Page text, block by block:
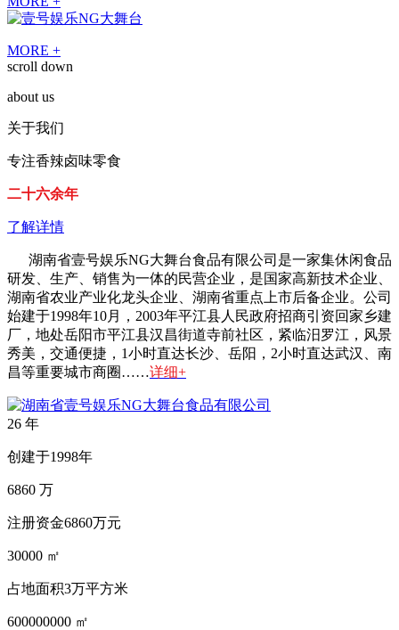
MORE +
scroll down
about us
关于我们
专注香辣卤味零食
二十六余年
了解详情
湖南省壹号娱乐NG大舞台食品有限公司是一家集休闲食品
研发、生产、销售为一体的民营企业，是国家高新技术企业、
湖南省农业产业化龙头企业、湖南省重点上市后备企业。公司
始建于1998年10月，2003年平江县人民政府招商引资回家乡建
厂，地处岳阳市平江县汉昌街道寺前社区，紧临汨罗江，风景
秀美，交通便捷，1小时直达长沙、岳阳，2小时直达武汉、南
昌等重要城市商圈……详细+
26 年
创建于1998年
6860 万
注册资金6860万元
30000 ㎡
占地面积3万平方米
600000000 ㎡